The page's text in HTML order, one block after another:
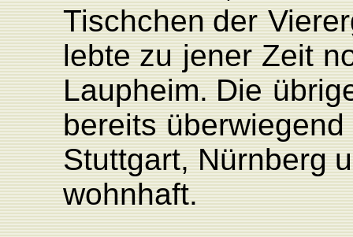
Tischchen der
lebte zu jener Zeit
Laupheim. Die
bereits überwiegend
Stuttgart,Nürnberg
wohnhaft.